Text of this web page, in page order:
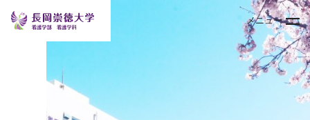
メニュー